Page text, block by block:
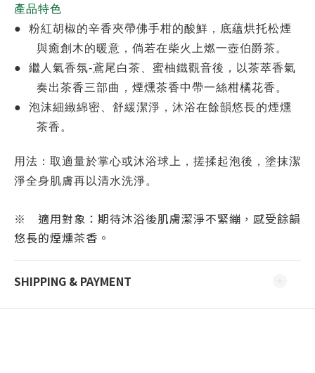
產品特色
●
粉紅胡椒的辛香夾帶佛手柑的酸鮮，底蘊烘托松煙
與癒創木的暖意，倘若在柴火上燃一壺伯爵茶。
●
繼人氣香氛-鳶尾白茶、蜜柚鐵觀音後，以茶萃香氣
奏出茶香三部曲，煙燻茶香中帶一絲柑橘花香。
●
泡沫細緻綿密、舒緩潔淨，沐浴在餘韻悠長的煙燻
茶香。
用法：取適量於掌心或沐浴球上，搓揉起泡後，塗抹潔
淨全身肌膚再以清水洗淨。
※ 適用對象：期待沐浴後肌膚潔淨不緊繃，感受餘韻
悠長的煙燻茶香。
SHIPPING & PAYMENT